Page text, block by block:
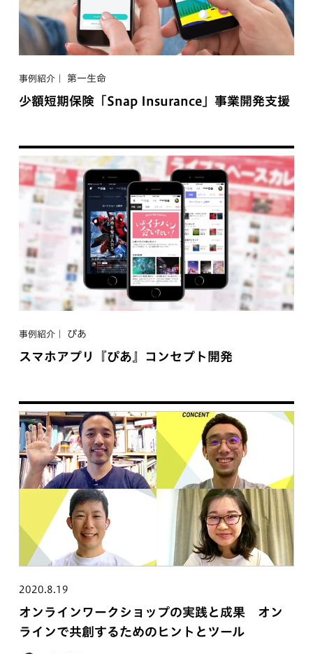
事例紹介 第一生命
少額短期保険「Snap Insurance」事業開発支援
事例紹介 ぴあ
スマホアプリ『ぴあ』コンセプト開発
2020.8.19
オンラインワークショップの実践と成果 オン
ラインで共創するためのヒントとツール